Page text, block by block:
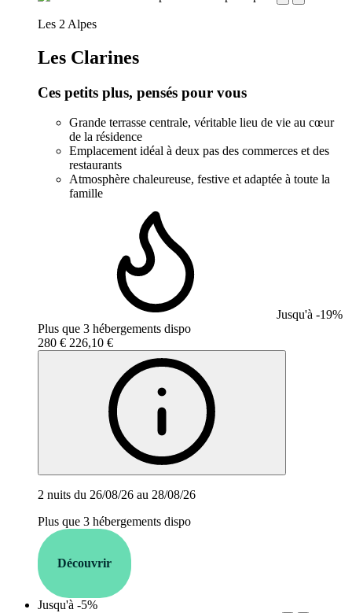
establishment.station_label:
Les 2 Alpes
Les Clarines
Ces petits plus, pensés pour vous
Grande terrasse centrale, véritable lieu de vie au cœur
de la résidence
Emplacement idéal à deux pas des commerces et des
restaurants
Atmosphère chaleureuse, festive et adaptée à toute la
famille
Jusqu'à -19%
Plus que 3 hébergements dispo
280 € 226,10 €
2 nuits du 26/08/26 au 28/08/26
Plus que 3 hébergements dispo
Découvrir
Jusqu'à -5%